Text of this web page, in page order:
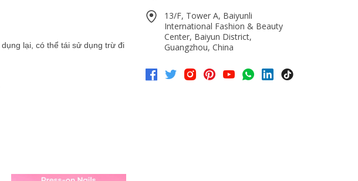
lại, có thể tái sử dụng trừ đi
13/F, Tower A, Baiyunli
International Fashion & Beauty
Center, Baiyun District,
Guangzhou, China